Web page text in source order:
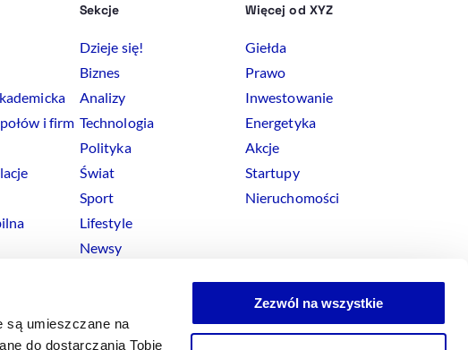
są umieszczane na
do dostarczania Tobie
Zezwól na wszystkie
i firm
Sekcje
Dzieje się!
Biznes
Analizy
Technologia
Polityka
Świat
Sport
Lifestyle
Newsy
Więcej od XYZ
Giełda
Prawo
Inwestowanie
Energetyka
Akcje
Startupy
Nieruchomości